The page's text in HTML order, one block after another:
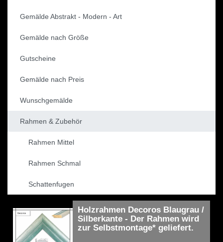
Gemälde Abstrakt - Modern - Art
Gemälde nach Größe
Gutscheine
Gemälde nach Preis
Wunschgemälde
Rahmen & Zubehör
Rahmen Mittel
Rahmen Schmal
Schattenfugen
Holzrahmen Decoros Blaugrau /
Silberkante - Der Rahmen wird
zur Selbstmontage* geliefert.